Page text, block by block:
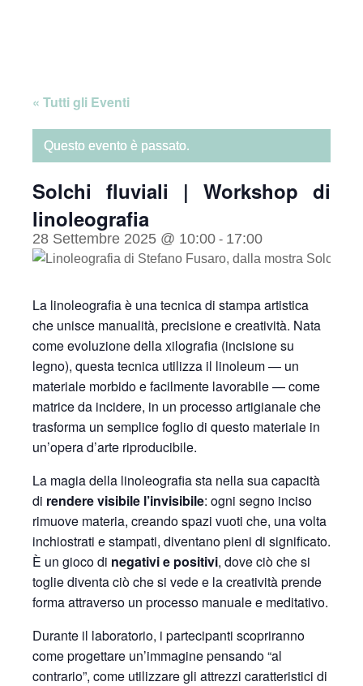
« Tutti gli Eventi
Questo evento è passato.
Solchi fluviali | Workshop di
linoleografia
28 Settembre 2025 @ 10:00 - 17:00
La linoleografia è una tecnica di stampa artistica
che unisce manualità, precisione e creatività. Nata
come evoluzione della xilografia (incisione su
legno), questa tecnica utilizza il linoleum — un
materiale morbido e facilmente lavorabile — come
matrice da incidere, in un processo artigianale che
trasforma un semplice foglio di questo materiale in
un’opera d’arte riproducibile.
La magia della linoleografia sta nella sua capacità
di rendere visibile l’invisibile: ogni segno inciso
rimuove materia, creando spazi vuoti che, una volta
inchiostrati e stampati, diventano pieni di significato.
È un gioco di negativi e positivi, dove ciò che si
toglie diventa ciò che si vede e la creatività prende
forma attraverso un processo manuale e meditativo.
Durante il laboratorio, i partecipanti scopriranno
come progettare un’immagine pensando “al
contrario”, come utilizzare gli attrezzi caratteristici di